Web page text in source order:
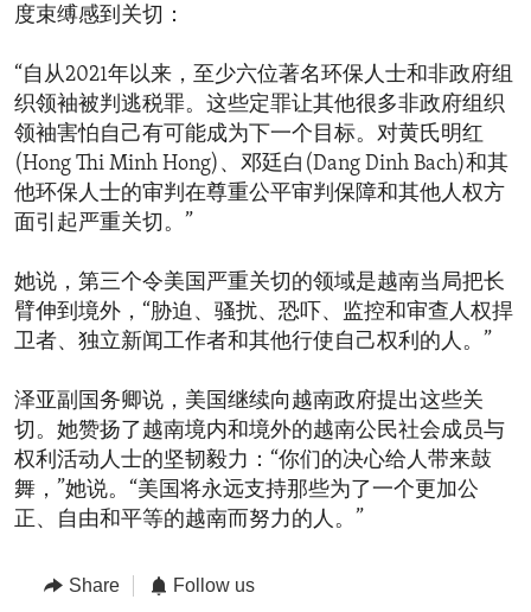
度束缚感到关切：
“自从2021年以来，至少六位著名环保人士和非政府组
织领袖被判逃税罪。这些定罪让其他很多非政府组织
领袖害怕自己有可能成为下一个目标。对黄氏明红
(Hong Thi Minh Hong)、邓廷白(Dang Dinh Bach)和其
他环保人士的审判在尊重公平审判保障和其他人权方
面引起严重关切。”
她说，第三个令美国严重关切的领域是越南当局把长
臂伸到境外，“胁迫、骚扰、恐吓、监控和审查人权捍
卫者、独立新闻工作者和其他行使自己权利的人。”
泽亚副国务卿说，美国继续向越南政府提出这些关
切。她赞扬了越南境内和境外的越南公民社会成员与
权利活动人士的坚韧毅力：“你们的决心给人带来鼓
舞，”她说。“美国将永远支持那些为了一个更加公
正、自由和平等的越南而努力的人。”
Share Follow us